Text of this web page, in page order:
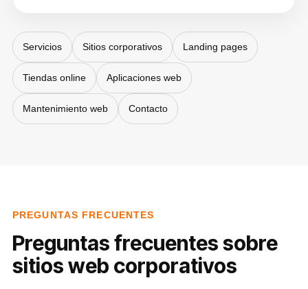
Servicios Sitios corporativos Landing pages
Tiendas online Aplicaciones web
Mantenimiento web Contacto
PREGUNTAS FRECUENTES
Preguntas frecuentes sobre
sitios web corporativos